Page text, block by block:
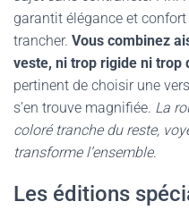
garantit élégance et
trancher. Vous combinez
veste, ni trop rigide ni trop
pertinent de choisir une
s’en trouve magnifiée. La
coloré tranche du reste,
transforme l’ensemble.
Les éditions